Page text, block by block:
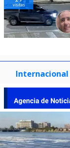
Internacional